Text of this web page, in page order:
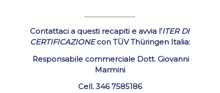
Contattaci a questi recapiti e avvia l’ITER DI
CERTIFICAZIONE con TÜV Thüringen Italia:
Responsabile commerciale Dott. Giovanni
Marmini
Cell. 346 7585186